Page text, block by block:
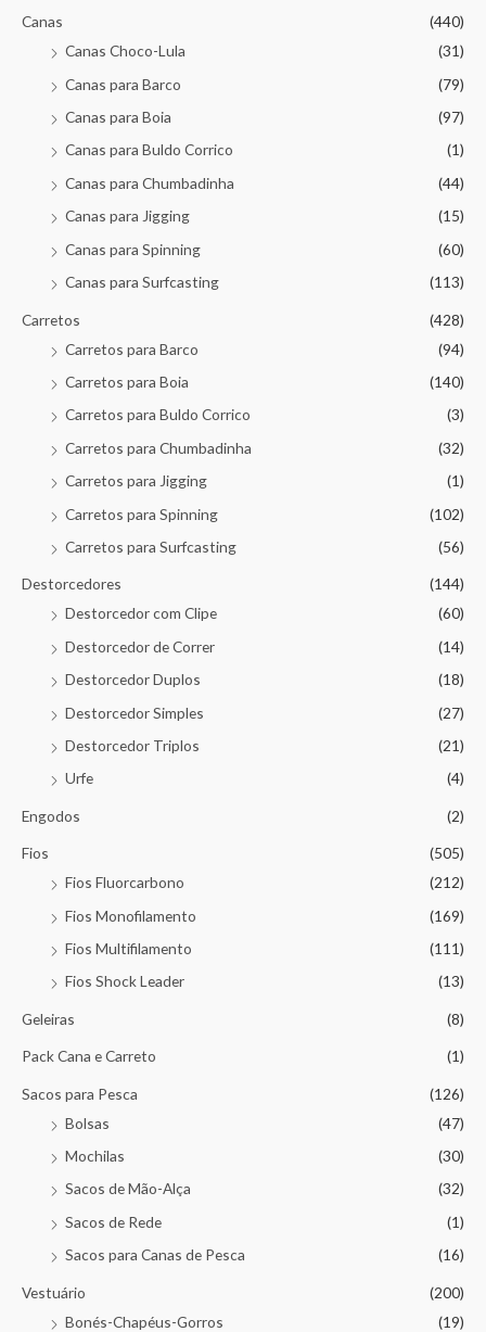
Canas
(440)
Canas Choco-Lula
(31)
Canas para Barco
(79)
Canas para Boia
(97)
Canas para Buldo Corrico
(1)
Canas para Chumbadinha
(44)
Canas para Jigging
(15)
Canas para Spinning
(60)
Canas para Surfcasting
(113)
Carretos
(428)
Carretos para Barco
(94)
Carretos para Boia
(140)
Carretos para Buldo Corrico
(3)
Carretos para Chumbadinha
(32)
Carretos para Jigging
(1)
Carretos para Spinning
(102)
Carretos para Surfcasting
(56)
Destorcedores
(144)
Destorcedor com Clipe
(60)
Destorcedor de Correr
(14)
Destorcedor Duplos
(18)
Destorcedor Simples
(27)
Destorcedor Triplos
(21)
Urfe
(4)
Engodos (2)
Fios
(505)
Fios Fluorcarbono
(212)
Fios Monofilamento
(169)
Fios Multifilamento
(111)
Fios Shock Leader
(13)
Geleiras (8)
Pack Cana e Carreto (1)
Sacos para Pesca
(126)
Bolsas
(47)
Mochilas
(30)
Sacos de Mão-Alça
(32)
Sacos de Rede
(1)
Sacos para Canas de Pesca
(16)
Vestuário
(200)
Bonés-Chapéus-Gorros
(19)